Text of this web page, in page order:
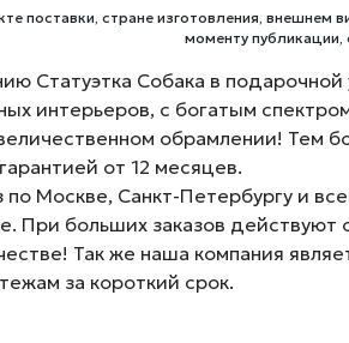
поставки, стране изготовления,
моменту публикации,
Статуэтка Собака в
интерьеров, с богатым
обрамлении! Тем
от 12 месяцев.
Москве, Санкт-Петербургу и
При больших заказов
Так же наша компания
за короткий срок.